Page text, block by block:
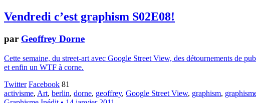
Vendredi c’est graphism S02E08!
par Geoffrey Dorne
Cette semaine, du street-art avec Google Street View, des détournements de
et enfin un WTF à corne.
Twitter Facebook 81
activisme, Art, berlin, dorne, geoffrey, Google Street View, graphism,